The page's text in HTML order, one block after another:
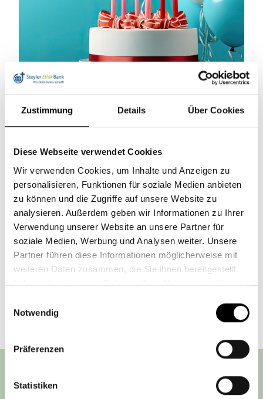
Zustimmung Details Über Cookies
Diese Webseite verwendet Cookies
Wir verwenden Cookies, um Inhalte und Anzeigen zu
personalisieren, Funktionen für soziale Medien anbieten
zu können und die Zugriffe auf unsere Website zu
analysieren. Außerdem geben wir Informationen zu Ihrer
Verwendung unserer Website an unsere Partner für
soziale Medien, Werbung und Analysen weiter. Unsere
Partner führen diese Informationen möglicherweise mit
weiteren Daten zusammen, die Sie ihnen bereitgestellt
haben oder die sie im Rahmen Ihrer Nutzung der Dienste
Notwendig
Präferenzen
Statistiken
Zum Auftakt spricht Notarin Sabine Uedelhoven über
Erbschaften (29.10.). Es folgt ein Finanz-Workshop
Alangaram, wie sich die Steyler Missionare weltweit
für benachteiligte Menschen einsetzen (26.11.).
Wir freuen uns auf Ihre Teilnahme!
Hier geht's zum Programm und zur Anmeldung ››
Zurück
Steyler Fair Invest